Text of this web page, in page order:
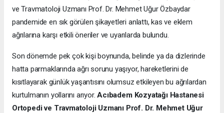
ve Travmatoloji Uzmanı Prof. Dr. Mehmet Uğur Özbaydar
pandemide en sık görülen şikayetleri anlattı, kas ve eklem
ağrılarına karşı etkili öneriler ve uyarılarda bulundu.
Son dönemde pek çok kişi boynunda, belinde ya da dizlerinde
hatta parmaklarında ağrı sorunu yaşıyor, hareketlerini de
kısıtlayarak günlük yaşantısını olumsuz etkileyen bu ağrılardan
kurtulmanın yollarını arıyor.Acıbadem Kozyatağı Hastanesi
Ortopedi ve Travmatoloji Uzmanı Prof. Dr. Mehmet Uğur